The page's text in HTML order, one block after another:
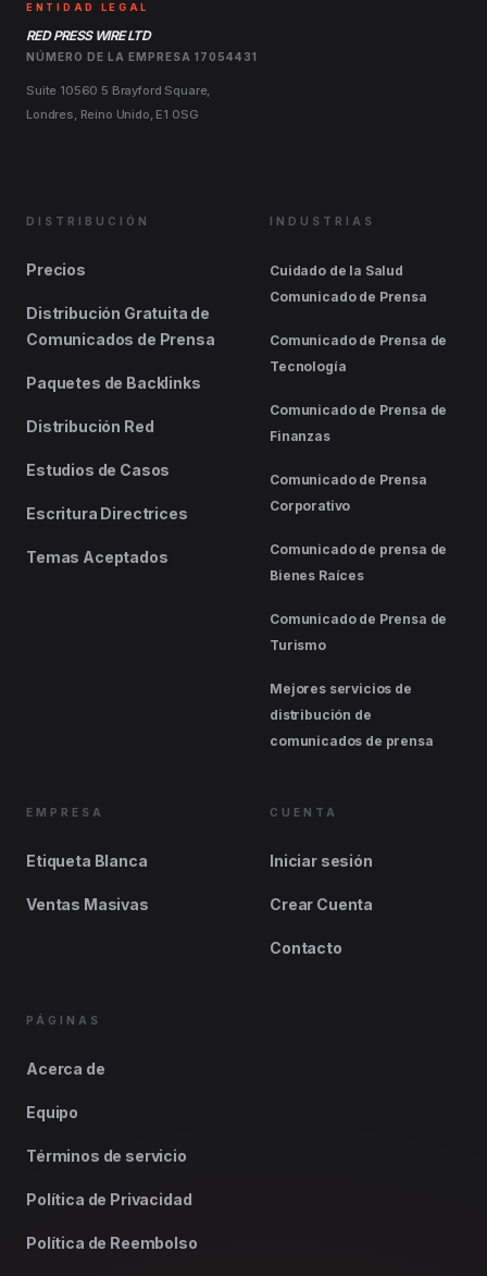
ENTIDAD LEGAL
RED PRESS WIRE LTD
NÚMERO DE LA EMPRESA 17054431
Suite 10560 5 Brayford Square,
Londres, Reino Unido, E1 0SG
DISTRIBUCIÓN
Precios
Distribución Gratuita de
Comunicados de Prensa
Paquetes de Backlinks
Distribución Red
Estudios de Casos
Escritura Directrices
Temas Aceptados
INDUSTRIAS
Cuidado de la Salud
Comunicado de Prensa
Comunicado de Prensa de
Tecnología
Comunicado de Prensa de
Finanzas
Comunicado de Prensa
Corporativo
Comunicado de prensa de
Bienes Raíces
Comunicado de Prensa de
Turismo
Mejores servicios de
distribución de
comunicados de prensa
EMPRESA
Etiqueta Blanca
Ventas Masivas
CUENTA
Iniciar sesión
Crear Cuenta
Contacto
PÁGINAS
Acerca de
Equipo
Términos de servicio
Política de Privacidad
Política de Reembolso